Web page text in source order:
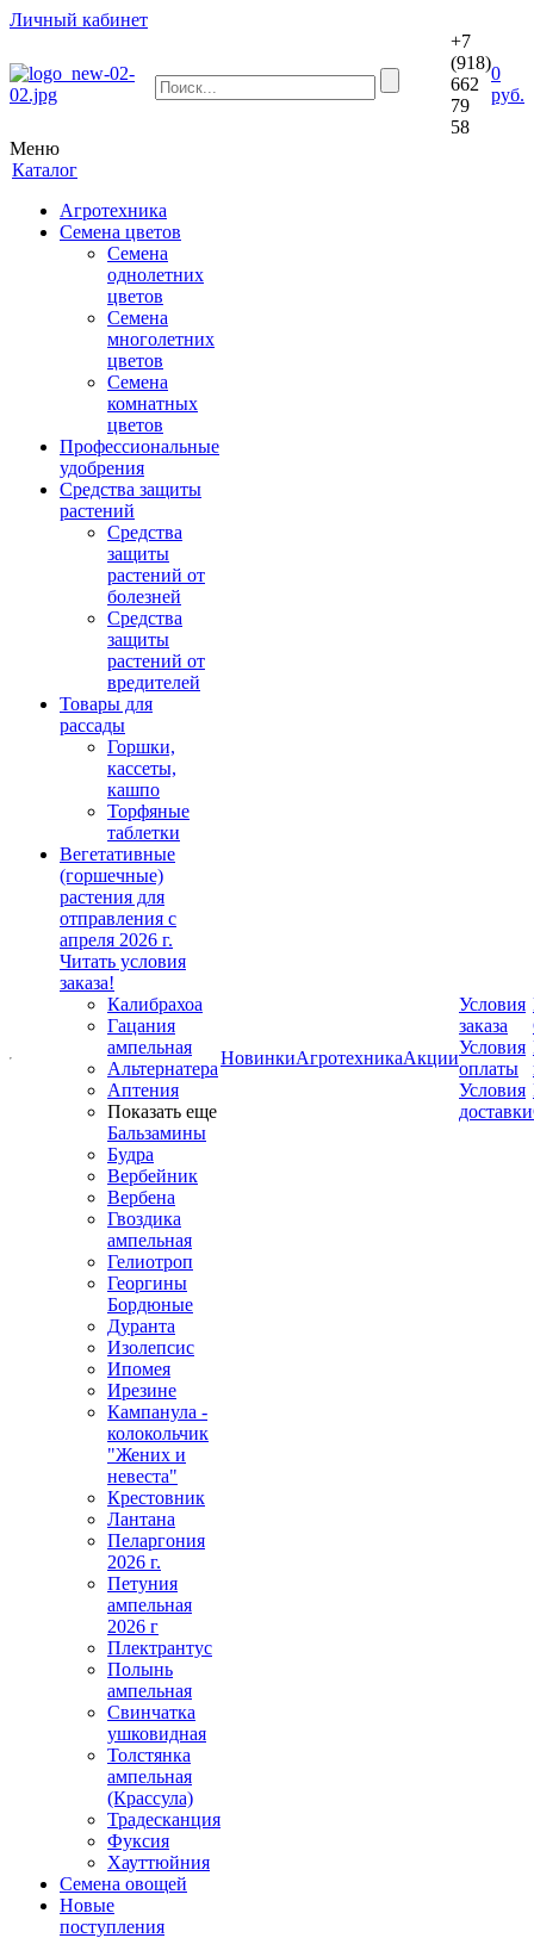
Личный кабинет
+7
(918)
662
79
58
0
руб.
Меню
Каталог
Агротехника
Семена цветов
Семена
однолетних
цветов
Семена
многолетних
цветов
Семена
комнатных
цветов
Профессиональные
удобрения
Средства защиты
растений
Средства
защиты
растений от
болезней
Средства
защиты
растений от
вредителей
Товары для
рассады
Горшки,
кассеты,
кашпо
Торфяные
таблетки
Вегетативные
(горшечные)
растения для
отправления с
апреля 2026 г.
Читать условия
заказа!
Калибрахоа
Гацания
ампельная
Альтернатера
Аптения
Показать еще
Бальзамины
Будра
Вербейник
Вербена
Гвоздика
ампельная
Гелиотроп
Георгины
Бордюные
Дуранта
Изолепсис
Ипомея
Ирезине
Кампанула -
колокольчик
"Жених и
невеста"
Крестовник
Лантана
Пеларгония
2026 г.
Петуния
ампельная
2026 г
Плектрантус
Полынь
ампельная
Свинчатка
ушковидная
Толстянка
ампельная
(Крассула)
Традесканция
Фуксия
Хауттюйния
Семена овощей
Новые
поступления
НовинкиАгротехникаАкции
Условия
заказа
Условия
оплаты
Условия
доставки